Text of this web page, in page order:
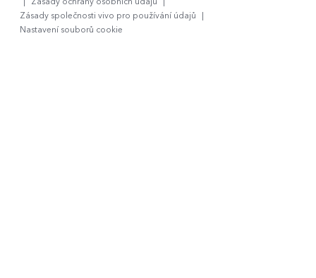
Zásady společnosti vivo pro používání údajů
|
Nastavení souborů cookie